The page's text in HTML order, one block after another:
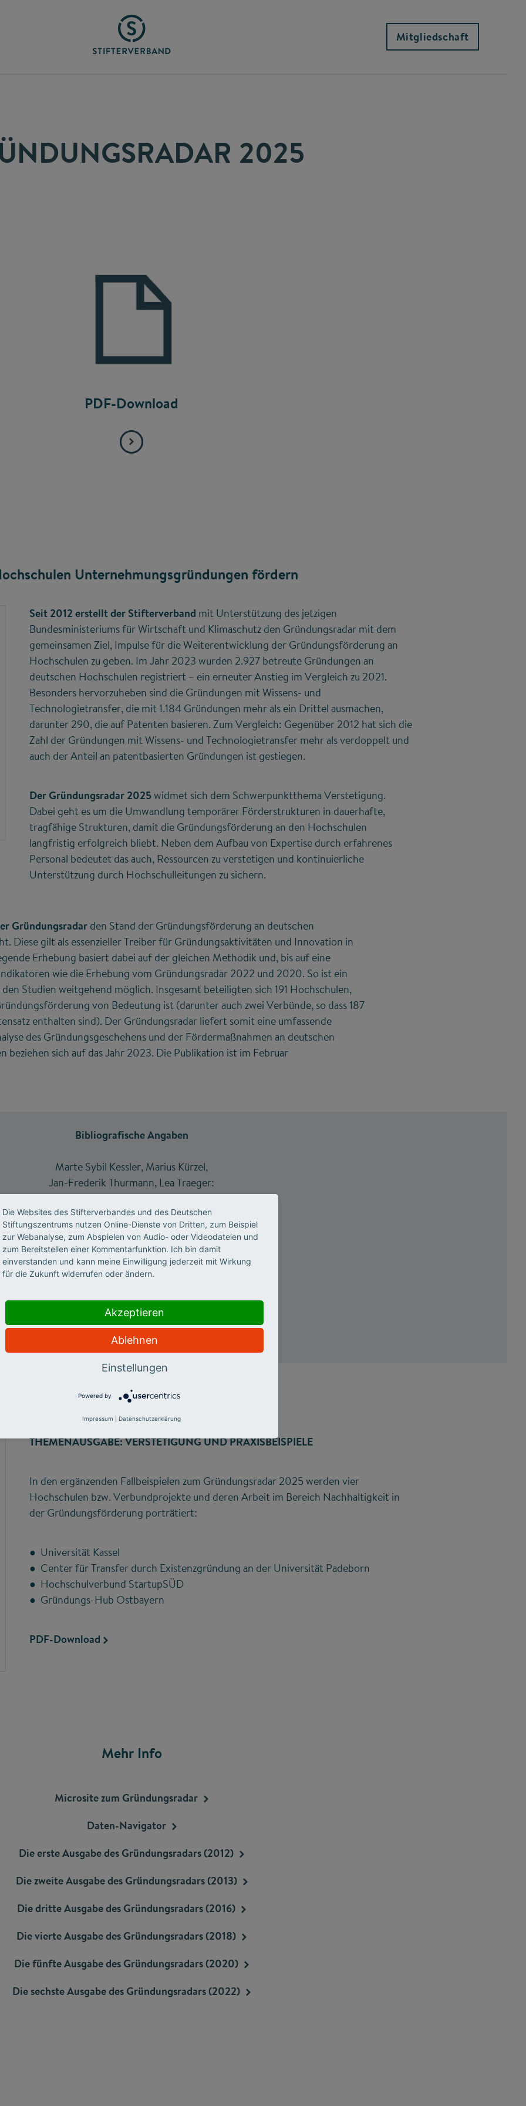
Mitgliedschaft
2025
PDF-Download
Unternehmungsgründungen fördern
Seit 2012 erstellt der Stifterverband mit Unterstützung des jetzigen
Bundesministeriums für Wirtschaft und Klimaschutz den Gründungsradar mit dem
gemeinsamen Ziel, Impulse für die Weiterentwicklung der Gründungsförderung an
Hochschulen zu geben. Im Jahr 2023 wurden 2.927 betreute Gründungen an
deutschen Hochschulen registriert – ein erneuter Anstieg im Vergleich zu 2021.
Besonders hervorzuheben sind die Gründungen mit Wissens- und
Technologietransfer, die mit 1.184 Gründungen mehr als ein Drittel ausmachen,
darunter 290, die auf Patenten basieren. Zum Vergleich: Gegenüber 2012 hat sich die
Zahl der Gründungen mit Wissens- und Technologietransfer mehr als verdoppelt und
auch der Anteil an patentbasierten Gründungen ist gestiegen.
Der Gründungsradar 2025widmet sich dem Schwerpunktthema Verstetigung.
Dabei geht es um die Umwandlung temporärer Förderstrukturen in dauerhafte,
tragfähige Strukturen, damit die Gründungsförderung an den Hochschulen
langfristig erfolgreich bliebt. Neben dem Aufbau von Expertise durch erfahrenes
Personal bedeutet das auch, Ressourcen zu verstetigen und kontinuierliche
Unterstützung durch Hochschulleitungen zu sichern.
Gründungsradar den Stand der Gründungsförderung an deutschen
Diese gilt als essenzieller Treiber für Gründungsaktivitäten und Innovation in
Erhebung basiert dabei auf der gleichen Methodik und, bis auf eine
wie die Erhebung vom Gründungsradar 2022 und 2020. So ist ein
Studien weitgehend möglich. Insgesamt beteiligten sich 191 Hochschulen,
von Bedeutung ist (darunter auch zwei Verbünde, so dass 187
enthalten sind). Der Gründungsradar liefert somit eine umfassende
des Gründungsgeschehens und der Fördermaßnahmen an deutschen
beziehen sich auf das Jahr 2023. Die Publikation ist im Februar
Bibliografische Angaben
Marte Sybil Kessler, Marius Kürzel,
Jan-Frederik Thurmann, Lea Traeger:
Gründungsradar 2025 –
Wie Hochschulen Unternehmensgründungen fördern
Essen 2025
60 Seiten
Die Grafiken und Texte in dieser Publikation sind
"Namensnennung – Weitergabe unter gleichen
Bedingungen 4.0 International" zugänglich
(CC BY-SA 4.0).
THEMENAUSGABE: VERSTETIGUNG UND PRAXISBEISPIELE
In den ergänzenden Fallbeispielen zum Gründungsradar 2025 werden vier
Hochschulen bzw. Verbundprojekte und deren Arbeit im Bereich Nachhaltigkeit in
der Gründungsförderung porträtiert:
● Universität Kassel
● Center für Transfer durch Existenzgründung an der Universität Padeborn
● Hochschulverbund StartupSÜD
● Gründungs-Hub Ostbayern
PDF-Download
Mehr Info
Microsite zum Gründungsradar
Daten-Navigator
Die erste Ausgabe des Gründungsradars(2012)
Die zweite Ausgabe des Gründungsradars(2013)
Die dritte Ausgabe des Gründungsradars(2016)
Die vierte Ausgabe des Gründungsradars(2018)
Die fünfte Ausgabe des Gründungsradars(2020)
Die sechste Ausgabe des Gründungsradars(2022)
Die Websites des Stifterverbandes und des Deutschen
Stiftungszentrums nutzen Online-Dienste von Dritten, zum Beispiel
zur Webanalyse, zum Abspielen von Audio- oder Videodateien und
zum Bereitstellen einer Kommentarfunktion. Ich bin damit
einverstanden und kann meine Einwilligung jederzeit mit Wirkung
für die Zukunft widerrufen oder ändern.
Akzeptieren
Ablehnen
Einstellungen
Powered by
Impressum Datenschutzerklärung